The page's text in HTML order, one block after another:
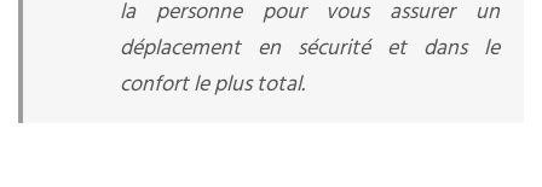
la personne pour vous assurer un
déplacement en sécurité et dans le
confort le plus total.